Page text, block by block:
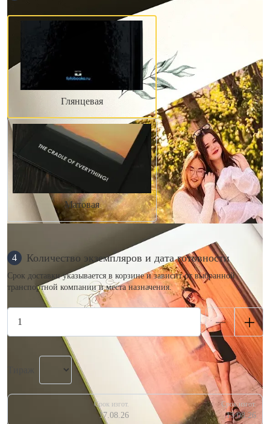
Глянцевая
Матовая
4 Количество экземпляров и дата готовности
Срок доставки указывается в корзине и зависит от выбранной
транспортной компании и места назначения.
Срок изгот.
17.08.26
Срок изгот.
13.08.26